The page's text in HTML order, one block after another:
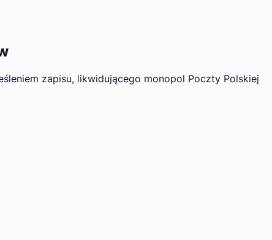
zapisu, likwidującego monopol Poczty Polskiej